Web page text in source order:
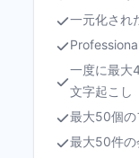
一元化され
一度に最大
文字起こし
最大50個の
最大50件の